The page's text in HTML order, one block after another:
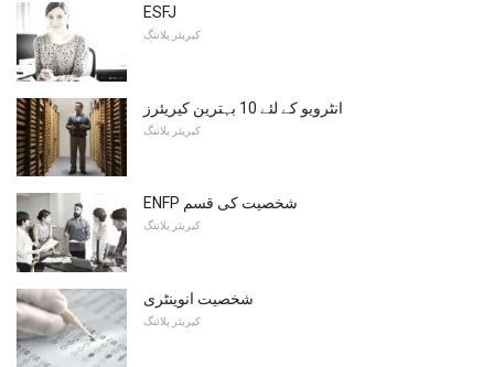
ESFJ
کیریئر پلاننگ
انٹرویو کے لئے 10 بہترین کیریئرز
کیریئر پلاننگ
ENFP شخصیت کی قسم
کیریئر پلاننگ
شخصیت انوینٹری
کیریئر پلاننگ